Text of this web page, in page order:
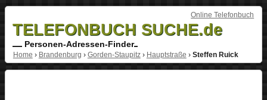
Online Telefonbuch
TELEFONBUCH SUCHE.de
Personen-Adressen-Finder
Home › Brandenburg › Gorden-Staupitz› Hauptstraße › Steffen Ruick